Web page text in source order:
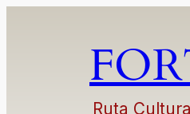
Ruta